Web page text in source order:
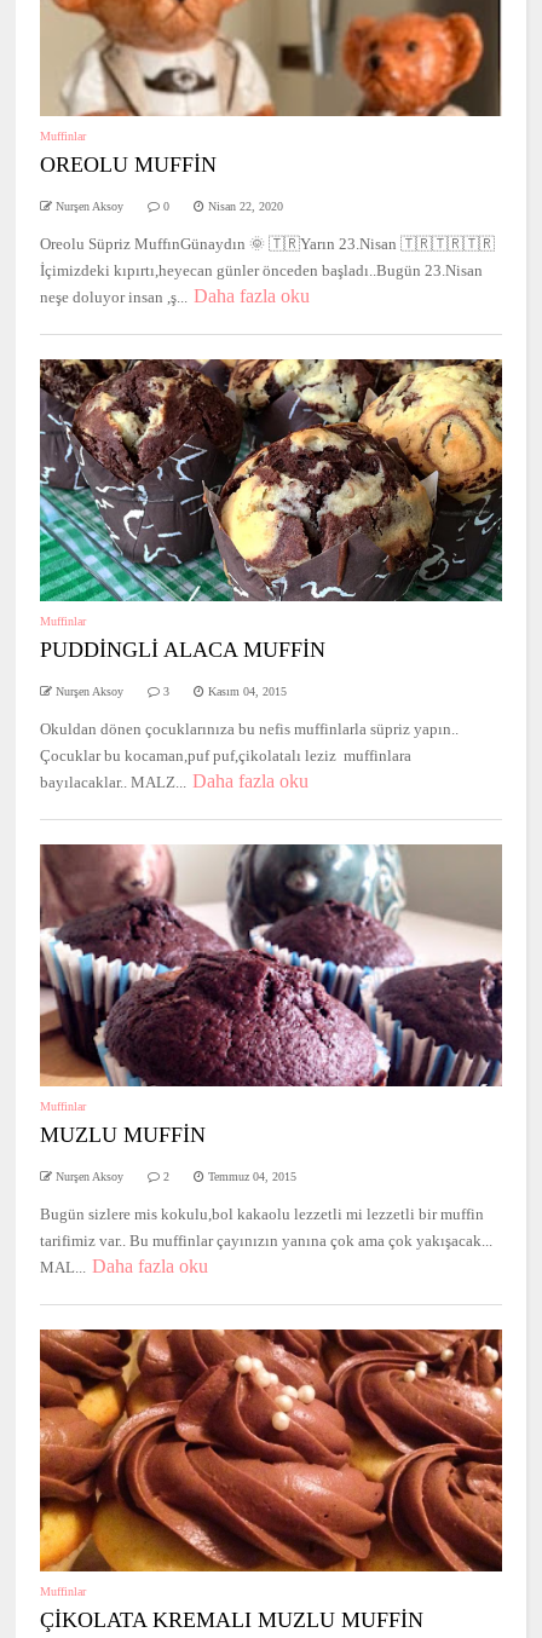
Muffinlar
OREOLU MUFFİN
Nurşen Aksoy 0 Nisan 22, 2020
Oreolu Süpriz MuffınGünaydın 🌞 🇹🇷Yarın 23.Nisan 🇹🇷🇹🇷🇹🇷
İçimizdeki kıpırtı,heyecan günler önceden başladı..Bugün 23.Nisan
neşe doluyor insan ,ş... Daha fazla oku
Muffinlar
PUDDİNGLİ ALACA MUFFİN
Nurşen Aksoy 3 Kasım 04, 2015
Okuldan dönen çocuklarınıza bu nefis muffinlarla süpriz yapın..
Çocuklar bu kocaman,puf puf,çikolatalı leziz muffinlara
bayılacaklar.. MALZ... Daha fazla oku
Muffinlar
MUZLU MUFFİN
Nurşen Aksoy 2 Temmuz 04, 2015
Bugün sizlere mis kokulu,bol kakaolu lezzetli mi lezzetli bir muffin
tarifimiz var.. Bu muffinlar çayınızın yanına çok ama çok yakışacak...
MAL... Daha fazla oku
Muffinlar
ÇİKOLATA KREMALI MUZLU MUFFİN